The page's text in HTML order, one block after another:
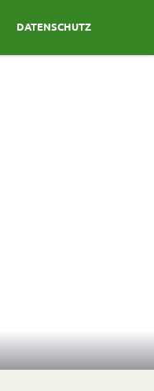
DATENSCHUTZ